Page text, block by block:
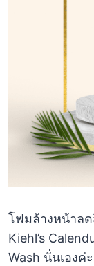
โฟมล้างหน้าล
Kiehl’s
Wash นั่นเองค่